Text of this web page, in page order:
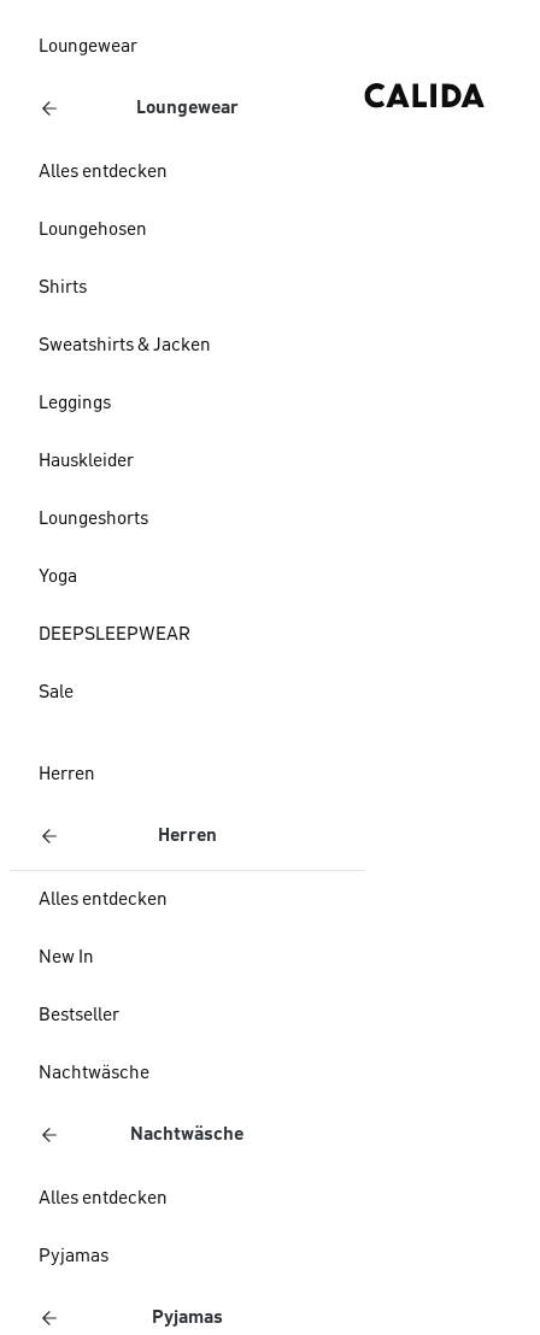
Loungewear
Loungewear
Alles entdecken
Loungehosen
Shirts
Sweatshirts & Jacken
Leggings
Hauskleider
Loungeshorts
Yoga
DEEPSLEEPWEAR
Sale
Herren
Herren
Alles entdecken
New In
Bestseller
Nachtwäsche
Nachtwäsche
Alles entdecken
Pyjamas
Pyjamas